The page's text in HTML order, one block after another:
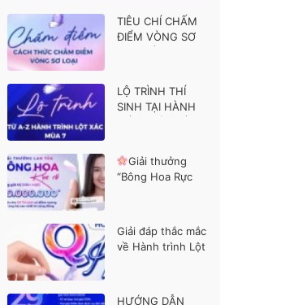
TIÊU CHÍ CHẤM
ĐIỂM VÒNG SƠ
LỘ TRÌNH THÍ
SINH TẠI HÀNH
Giải thưởng
“Bông Hoa Rực
Giải đáp thắc mắc
về Hành trình Lột
HƯỚNG DẪN